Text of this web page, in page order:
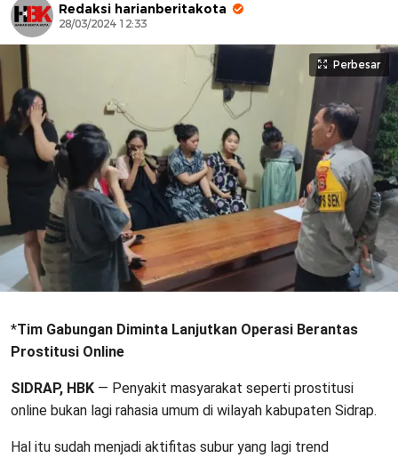
Redaksi harianberitakota
28/03/2024 12:33
Perbesar
*Tim Gabungan Diminta Lanjutkan Operasi Berantas
Prostitusi Online
SIDRAP, HBK — Penyakit masyarakat seperti prostitusi
online bukan lagi rahasia umum di wilayah kabupaten Sidrap.
Hal itu sudah menjadi aktifitas subur yang lagi trend